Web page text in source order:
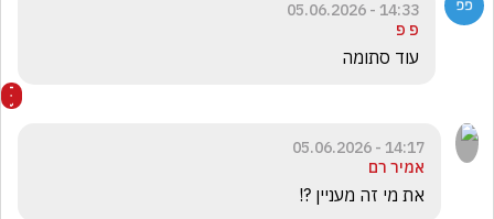
14:33 - 05.06.2026
פ פ
עוד סתומה
14:17 - 05.06.2026
אמיר רם
את מי זה מעניין ?!